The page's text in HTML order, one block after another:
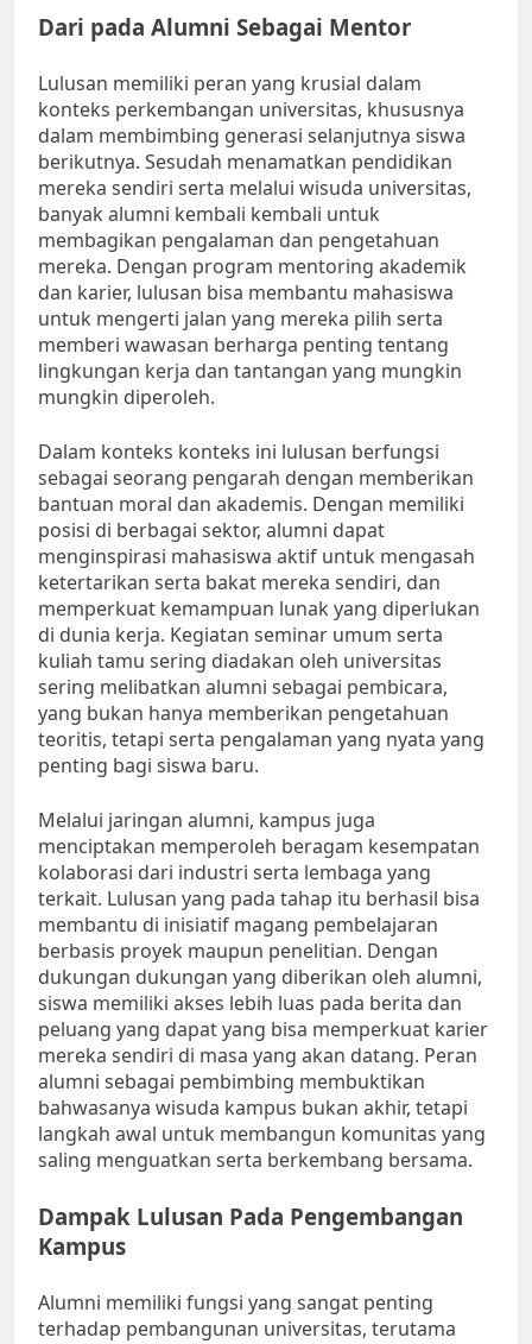
Dari pada Alumni Sebagai Mentor
Lulusan memiliki peran yang krusial dalam
konteks perkembangan universitas, khususnya
dalam membimbing generasi selanjutnya siswa
berikutnya. Sesudah menamatkan pendidikan
mereka sendiri serta melalui wisuda universitas,
banyak alumni kembali kembali untuk
membagikan pengalaman dan pengetahuan
mereka. Dengan program mentoring akademik
dan karier, lulusan bisa membantu mahasiswa
untuk mengerti jalan yang mereka pilih serta
memberi wawasan berharga penting tentang
lingkungan kerja dan tantangan yang mungkin
mungkin diperoleh.
Dalam konteks konteks ini lulusan berfungsi
sebagai seorang pengarah dengan memberikan
bantuan moral dan akademis. Dengan memiliki
posisi di berbagai sektor, alumni dapat
menginspirasi mahasiswa aktif untuk mengasah
ketertarikan serta bakat mereka sendiri, dan
memperkuat kemampuan lunak yang diperlukan
di dunia kerja. Kegiatan seminar umum serta
kuliah tamu sering diadakan oleh universitas
sering melibatkan alumni sebagai pembicara,
yang bukan hanya memberikan pengetahuan
teoritis, tetapi serta pengalaman yang nyata yang
penting bagi siswa baru.
Melalui jaringan alumni, kampus juga
menciptakan memperoleh beragam kesempatan
kolaborasi dari industri serta lembaga yang
terkait. Lulusan yang pada tahap itu berhasil bisa
membantu di inisiatif magang pembelajaran
berbasis proyek maupun penelitian. Dengan
dukungan dukungan yang diberikan oleh alumni,
siswa memiliki akses lebih luas pada berita dan
peluang yang dapat yang bisa memperkuat karier
mereka sendiri di masa yang akan datang. Peran
alumni sebagai pembimbing membuktikan
bahwasanya wisuda kampus bukan akhir, tetapi
langkah awal untuk membangun komunitas yang
saling menguatkan serta berkembang bersama.
Dampak Lulusan Pada Pengembangan
Kampus
Alumni memiliki fungsi yang sangat penting
terhadap pembangunan universitas, terutama